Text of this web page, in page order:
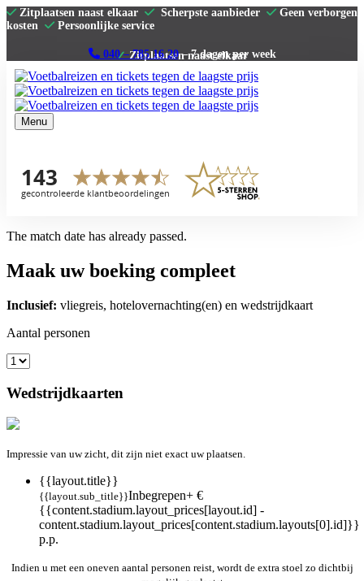
Zitplaatsen naast elkaar Scherpste aanbieder
Geen verborgen
kosten
Persoonlijke service
040 – 785 16 20– 7 dagen per week
Menu
La Liga
Serie A
Contact
The match date has already passed.
Maak uw boeking compleet
Inclusief: vliegreis, hotelovernachting(en) en wedstrijdkaart
Aantal personen
Wedstrijdkaarten
Impressie van uw zicht, dit zijn niet exact uw plaatsen.
{{layout.title}}
{{layout.sub_title}}Inbegrepen+ €
{{content.stadium.layout_prices[layout.id] -
content.stadium.layout_prices[content.stadium.layouts[0].id]}}
p.p.
Indien u met een oneven aantal personen reist, wordt de extra stoel zo dichtbij